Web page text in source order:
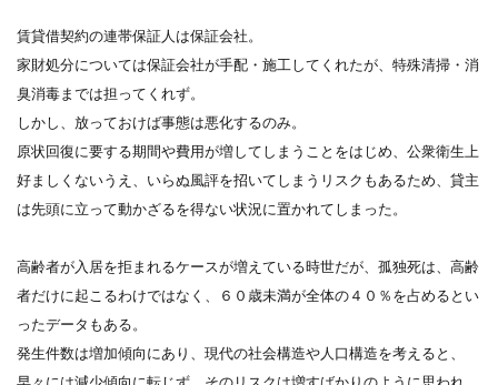
賃貸借契約の連帯保証人は保証会社。
家財処分については保証会社が手配・施工してくれたが、特殊清掃・消
臭消毒までは担ってくれず。
しかし、放っておけば事態は悪化するのみ。
原状回復に要する期間や費用が増してしまうことをはじめ、公衆衛生上
好ましくないうえ、いらぬ風評を招いてしまうリスクもあるため、貸主
は先頭に立って動かざるを得ない状況に置かれてしまった。
高齢者が入居を拒まれるケースが増えている時世だが、孤独死は、高齢
者だけに起こるわけではなく、６０歳未満が全体の４０％を占めるとい
ったデータもある。
発生件数は増加傾向にあり、現代の社会構造や人口構造を考えると、